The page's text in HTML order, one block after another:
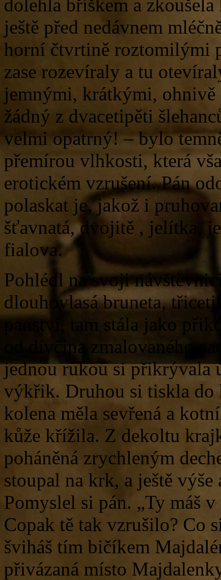
dolehla bříškem a
ještě před nedávnem
horní čtvrtině roztomilými
zase rozevíraly a tu
jemnými, krátkými, ohnivě
žádný z dvacetipěti
velmi opatrný! – bylo
přemírou vlhkosti, která
erotickém vzrušení. Pán
polaskat je, jakož i
šťavnatá, dvojitě , jelítka,
fialova.
Pohlédl na svoji
dlouhovlasá bruneta,
panství, tam stála jako
od dívčina zmalovaného
jednou rukou si přikrývala
výkřik. Druhou si tiskla do
kolena měla sevřená a
kůže křížila. Z dekoltu
poháněná zrychleným
stoupal na krk, a ještě
Pomyslel si pán. „Ty máš
Copak tě tak vzrušilo? Co
šviháš tím bičíkem
přivázaná místo